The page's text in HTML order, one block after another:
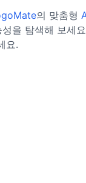
의 맞춤형
을 탐색해 보세
요.